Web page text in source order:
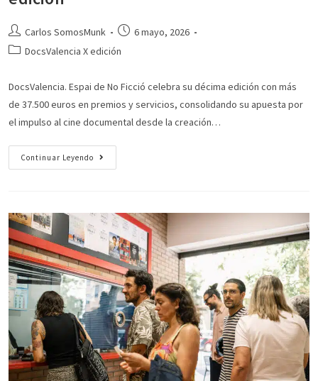
Carlos SomosMunk
6 mayo, 2026
DocsValencia X edición
DocsValencia. Espai de No Ficció celebra su décima edición con más
de 37.500 euros en premios y servicios, consolidando su apuesta por
el impulso al cine documental desde la creación…
Continuar Leyendo